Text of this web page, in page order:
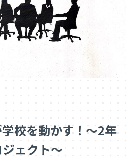
校を動かす！～2年
ェクト～